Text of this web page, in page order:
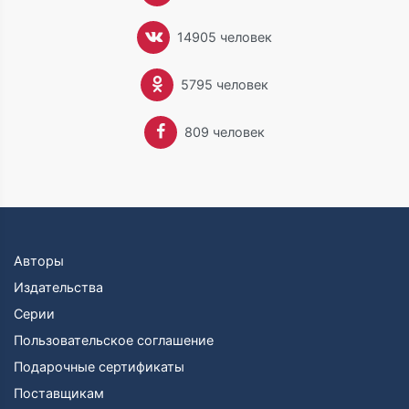
карикатурном виде.
В 1832 году, достигнув совершеннолетия, Теккерей
получил наследство — доход примерно в 500 фунтов
в год. Он быстро растратил его, отчасти проиграв в
карты, отчасти — в неудачных попытках
литературного издательства (обе финансируемые им
газеты, The National Standard и The Constitutional,
Первый роман Теккерея «Кэтрин» (Catherine) был
годах. Кроме постоянного сотрудничества с этим
журналом, Теккерей писал для The New Monthly
Magazine, где под псевдонимом Майкла Титмарша
Paris Sketch Book). В 1843 году вышла его «Книга
ирландских зарисовок» (Irish Sketch Book).
14905 человек
5795 человек
809 человек
Авторы
Издательства
Серии
Пользовательское соглашение
Подарочные сертификаты
Поставщикам